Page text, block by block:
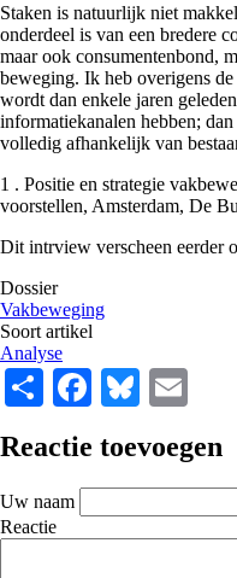
Staken is natuurlijk niet
onderdeel is van een bredere
maar ook consumentenbond,
beweging. Ik heb overigens
wordt dan enkele jaren
informatiekanalen hebben;
volledig afhankelijk van
1 . Positie en strategie
voorstellen, Amsterdam, De
Dit intrview verscheen eerder
Dossier
Vakbeweging
Soort artikel
Analyse
ShareFacebook
Reactie toevoegen
Uw naam
Reactie